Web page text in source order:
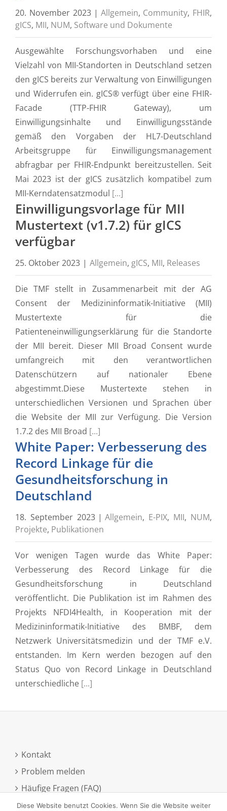
20. November 2023 | Allgemein, Community, FHIR,
gICS, MII, NUM, Software und Dokumente
Ausgewählte Forschungsvorhaben und eine
Vielzahl von MII-Standorten in Deutschland setzen
den gICS bereits zur Verwaltung von Einwilligungen
und Widerrufen ein. gICS® verfügt über eine FHIR-
Facade (TTP-FHIR Gateway), um
Einwilligungsinhalte und Einwilligungsstände
gemäß den Vorgaben der HL7-Deutschland
Arbeitsgruppe für Einwilligungsmanagement
abfragbar per FHIR-Endpunkt bereitzustellen. Seit
Mai 2023 ist der gICS zusätzlich kompatibel zum
MII-Kerndatensatzmodul [...]
Einwilligungsvorlage für MII
Mustertext (v1.7.2) für gICS
verfügbar
25. Oktober 2023 | Allgemein, gICS, MII, Releases
Die TMF stellt in Zusammenarbeit mit der AG
Consent der Medizininformatik-Initiative (MII)
Mustertexte für die
Patienteneinwilligungserklärung für die Standorte
der MII bereit. Dieser MII Broad Consent wurde
umfangreich mit den verantwortlichen
Datenschützern auf nationaler Ebene
abgestimmt.Diese Mustertexte stehen in
unterschiedlichen Versionen und Sprachen über
die Website der MII zur Verfügung. Die Version
1.7.2 des MII Broad [...]
White Paper: Verbesserung des
Record Linkage für die
Gesundheitsforschung in
Deutschland
18. September 2023 | Allgemein, E-PIX, MII, NUM,
Projekte, Publikationen
Vor wenigen Tagen wurde das White Paper:
Verbesserung des Record Linkage für die
Gesundheitsforschung in Deutschland
veröffentlicht. Die Publikation ist im Rahmen des
Projekts NFDI4Health, in Kooperation mit der
Medizininformatik-Initiative des BMBF, dem
Netzwerk Universitätsmedizin und der TMF e.V.
entstanden. Im Kern werden bezogen auf den
Status Quo von Record Linkage in Deutschland
unterschiedliche [...]
Kontakt
Problem melden
Häufige Fragen (FAQ)
Anmeldung zum Newsletter
Diese Website benutzt Cookies. Wenn Sie die Website weiter